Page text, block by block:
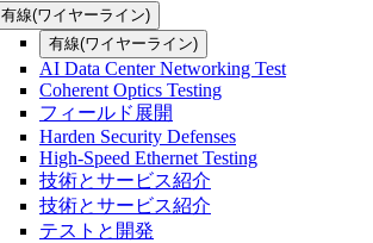
有線(ワイヤーライン)
有線(ワイヤーライン)
AI Data Center Networking Test
Coherent Optics Testing
フィールド展開
Harden Security Defenses
High-Speed Ethernet Testing
技術とサービス紹介
技術とサービス紹介
テストと開発